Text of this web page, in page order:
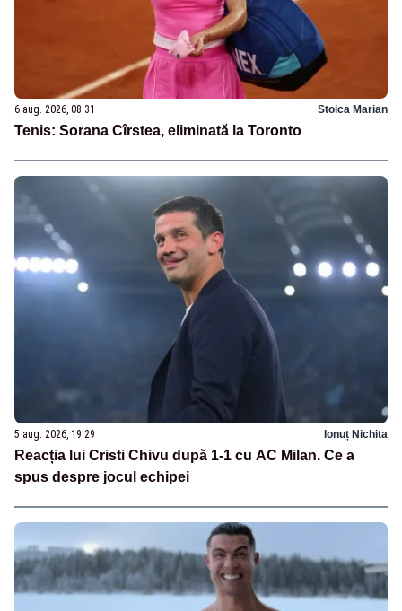
6 aug. 2026, 08:31 Stoica Marian
Tenis: Sorana Cîrstea, eliminată la Toronto
5 aug. 2026, 19:29 Ionuț Nichita
Reacția lui Cristi Chivu după 1-1 cu AC Milan. Ce a
spus despre jocul echipei